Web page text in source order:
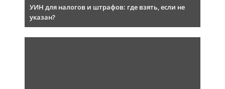
УИН для налогов и штрафов: где взять, если не
указан?